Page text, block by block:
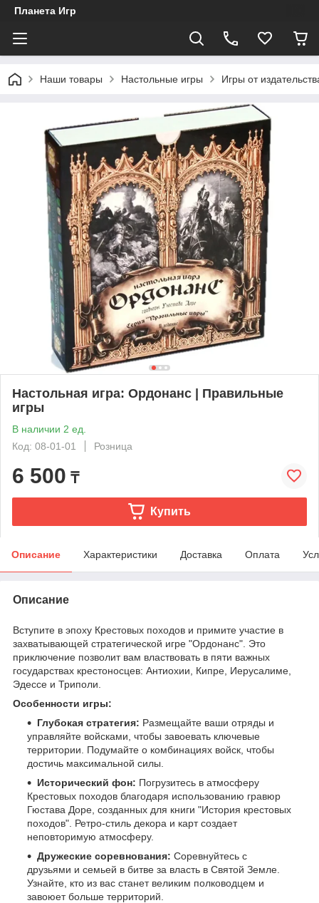
Планета Игр
Наши товары Настольные игры Игры от
Настольная игра: Ордонанс | Правильные
игры
В наличии 2 ед.
Код: 08-01-01
Розница
6 500 ₸
Купить
Описание Характеристики Доставка Оплата
Описание
Вступите в эпоху Крестовых походов и примите участие в
захватывающей стратегической игре "Ордонанс". Это
приключение позволит вам властвовать в пяти важных
государствах крестоносцев: Антиохии, Кипре, Иерусалиме,
Эдессе и Триполи.
Особенности игры:
Глубокая стратегия: Размещайте ваши отряды и
управляйте войсками, чтобы завоевать ключевые
территории. Подумайте о комбинациях войск, чтобы
достичь максимальной силы.
Исторический фон: Погрузитесь в атмосферу
Крестовых походов благодаря использованию гравюр
Гюстава Доре, созданных для книги "История крестовых
походов". Ретро-стиль декора и карт создает
неповторимую атмосферу.
Дружеские соревнования: Соревнуйтесь с
друзьями и семьей в битве за власть в Святой Земле.
Узнайте, кто из вас станет великим полководцем и
завоюет больше территорий.